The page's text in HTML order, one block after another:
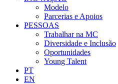
Modelo
Parcerias e Apoios
PESSOAS
Trabalhar na MC
Diversidade e Inclusão
Oportunidades
Young Talent
PT
EN